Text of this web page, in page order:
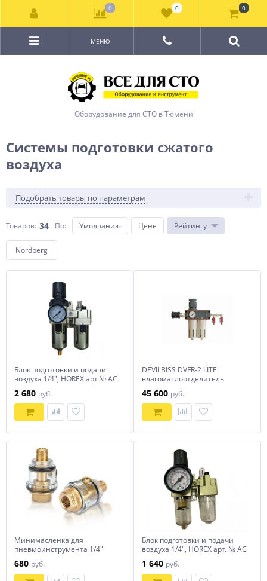
Оборудование для СТО в Тюмени
МЕНЮ
Системы подготовки сжатого
воздуха
Подобрать товары по параметрам
Товаров: 34 По: Умолчанию Цене Рейтингу
Nordberg
Блок подготовки и подачи
воздуха 1/4", HOREX арт.№ AC
2 680 руб.
DEVILBISS DVFR-2 LITE
влагомаслоотделитель
45 600 руб.
Минимасленка для
пневмоинструмента 1/4"
680 руб.
Блок подготовки и подачи
воздуха 1/4", HOREX арт. № AC
1 640 руб.
0 0 0